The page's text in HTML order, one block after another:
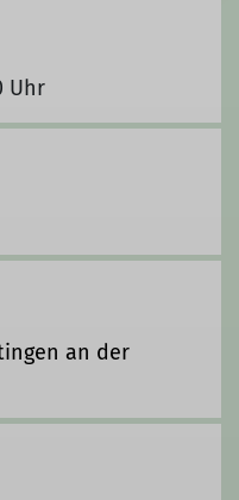
Uhr
an der